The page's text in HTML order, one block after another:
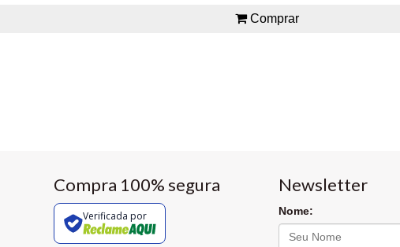
Comprar
Compra 100% segura
Verificada por
Newsletter
Nome: